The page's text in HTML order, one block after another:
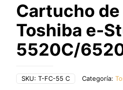
Cartucho de
Toshiba e-
5520C/
SKU: T-FC-55 C Categoría: